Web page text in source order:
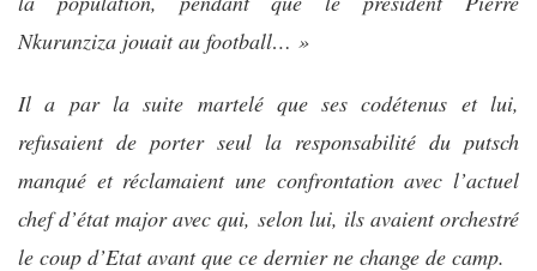
Nkurunziza jouait au football… »
Il a par la suite martelé que ses codétenus et lui,
refusaient de porter seul la responsabilité du putsch
manqué et réclamaient une confrontation avec l’actuel
chef d’état major avec qui, selon lui, ils avaient orchestré
le coup d’Etat avant que ce dernier ne change de camp.